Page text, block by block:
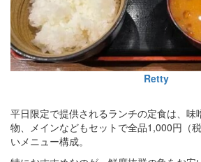
Retty
平日限定で提供されるランチの定食は、味
物、メインなどもセットで全品1,000円（
いメニュー構成。